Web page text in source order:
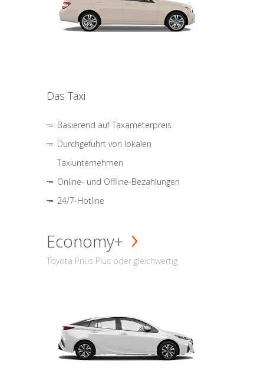
Das Taxi
Basierend auf Taxameterpreis
Durchgeführt von lokalen
Taxiunternehmen
Online- und Offline-Bezahlungen
24/7-Hotline
Economy+
Toyota Prius Plus oder gleichwertig